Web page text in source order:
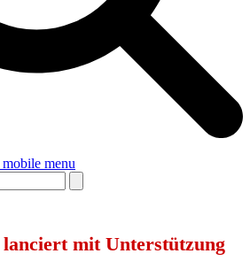
menu
lanciert mit Unterstützung